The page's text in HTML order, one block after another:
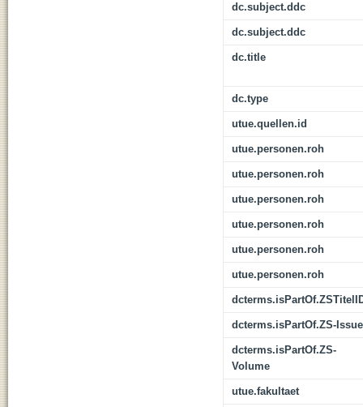
dc.subject.ddc
dc.subject.ddc
dc.title
dc.type
utue.quellen.id
utue.personen.roh
utue.personen.roh
utue.personen.roh
utue.personen.roh
utue.personen.roh
utue.personen.roh
dcterms.isPartOf.ZS-Issue
dcterms.isPartOf.ZS-
Volume
utue.fakultaet